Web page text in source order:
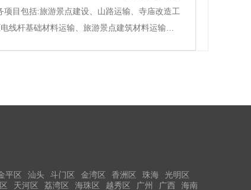
目包括:旅游景点建设、山路运输、寺庙改造工
线杆基础材料运输、旅游景点建筑材料运输、
平区 汕头 斗门区 金湾区 香洲区 珠海
光明区
天河区 荔湾区 海珠区 越秀区 广州 广西 海南